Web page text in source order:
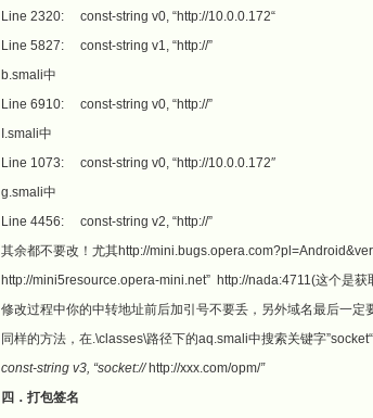
Line 2320: const-string v0, “http://10.0.0.172“
Line 5827: const-string v1, “http://”
b.smali中
Line 6910: const-string v0, “http://”
I.smali中
Line 1073: const-string v0, “http://10.0.0.172″
g.smali中
Line 4456: const-string v2, “http://”
其余都不要改！尤其http://
http://mini5resource.opera-mini.net” http://nada:4711(这个是获
修改过程中你的中转地址前后加引号不要丢，另外域名最后一定
同样的方法，在.\classes\路径下的aq.smali中搜索关键字
const-string v3, “socket://http://xxx.com/opm/”
四．打包签名